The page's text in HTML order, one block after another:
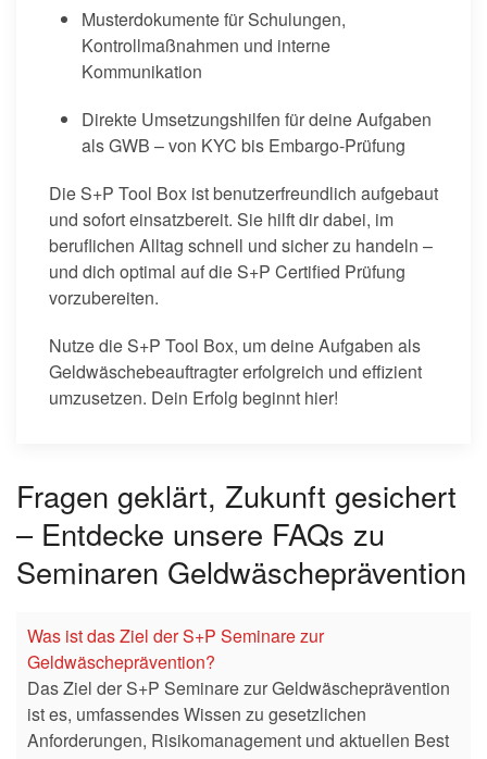
Musterdokumente für Schulungen,
Kontrollmaßnahmen und interne
Kommunikation
Direkte Umsetzungshilfen für deine Aufgaben
als GWB – von KYC bis Embargo-Prüfung
Die S+P Tool Box ist benutzerfreundlich aufgebaut
und sofort einsatzbereit. Sie hilft dir dabei, im
beruflichen Alltag schnell und sicher zu handeln –
und dich optimal auf die S+P Certified Prüfung
vorzubereiten.
Nutze die S+P Tool Box, um deine Aufgaben als
Geldwäschebeauftragter erfolgreich und effizient
umzusetzen. Dein Erfolg beginnt hier!
Fragen geklärt, Zukunft gesichert
– Entdecke unsere FAQs zu
Seminaren Geldwäscheprävention
Was ist das Ziel der S+P Seminare zur
Geldwäscheprävention?
Das Ziel der S+P Seminare zur Geldwäscheprävention
ist es, umfassendes Wissen zu gesetzlichen
Anforderungen, Risikomanagement und aktuellen Best